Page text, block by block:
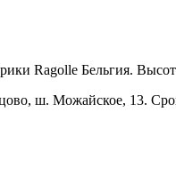
Ragolle Бельгия.
ш. Можайское, 13.